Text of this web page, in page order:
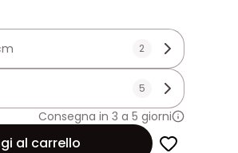
2
5
Consegna in 3 a 5 giorni
al carrello